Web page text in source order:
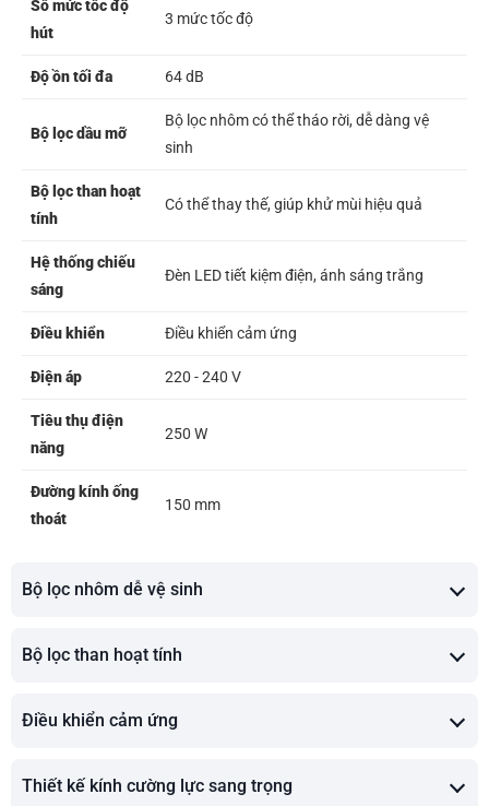
Số mức tốc độ
hút
3 mức tốc độ
Độ ồn tối đa 64 dB
Bộ lọc dầu mỡ
Bộ lọc nhôm có thể tháo rời, dễ dàng vệ
sinh
Bộ lọc than hoạt
tính
Có thể thay thế, giúp khử mùi hiệu quả
Hệ thống chiếu
sáng
Đèn LED tiết kiệm điện, ánh sáng trắng
Điều khiển Điều khiển cảm ứng
Điện áp 220 - 240 V
Tiêu thụ điện
năng
250 W
Đường kính ống
thoát
150 mm
Bộ lọc nhôm dễ vệ sinh
Bộ lọc than hoạt tính
Điều khiển cảm ứng
Thiết kế kính cường lực sang trọng